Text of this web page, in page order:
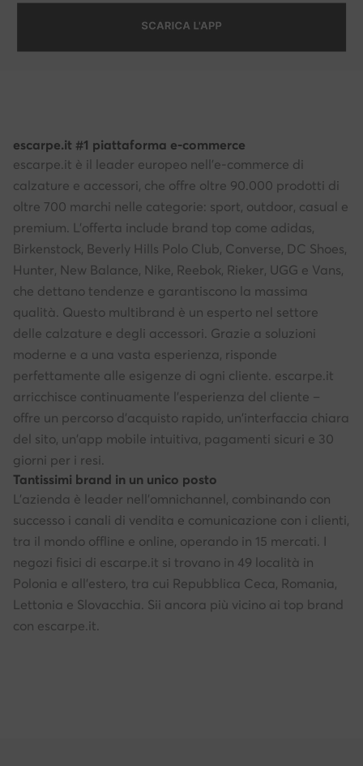
escarpe.it #1 piattaforma e-commerce
escarpe.it è il leader europeo nell'e-commerce di
calzature e accessori, che offre oltre 90.000 prodotti di
oltre 700 marchi nelle categorie: sport, outdoor, casual e
premium. L'offerta include brand top come adidas,
Birkenstock, Beverly Hills Polo Club, Converse, DC Shoes,
Hunter, New Balance, Nike, Reebok, Rieker, UGG e Vans,
che dettano tendenze e garantiscono la massima
qualità. Questo multibrand è un esperto nel settore
delle calzature e degli accessori. Grazie a soluzioni
moderne e a una vasta esperienza, risponde
perfettamente alle esigenze di ogni cliente. escarpe.it
arricchisce continuamente l'esperienza del cliente –
offre un percorso d'acquisto rapido, un'interfaccia chiara
del sito, un'app mobile intuitiva, pagamenti sicuri e 30
giorni per i resi.
Tantissimi brand in un unico posto
L'azienda è leader nell'omnichannel, combinando con
successo i canali di vendita e comunicazione con i clienti,
tra il mondo offline e online, operando in 15 mercati. I
negozi fisici di escarpe.it si trovano in 49 località in
Polonia e all'estero, tra cui Repubblica Ceca, Romania,
Lettonia e Slovacchia. Sii ancora più vicino ai top brand
con escarpe.it.